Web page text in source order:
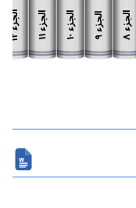
الجزء
٨
الجزء
٩
الجزء
١٠
الجزء
١١
الجزء
١٢